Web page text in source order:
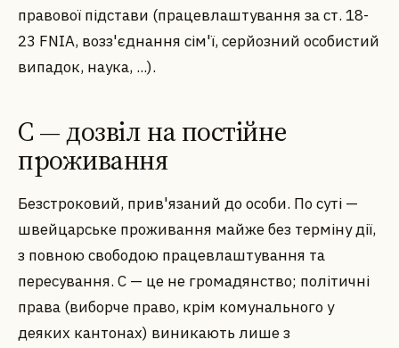
правової підстави (працевлаштування за ст. 18-
23 FNIA, возз'єднання сім'ї, серйозний особистий
випадок, наука, ...).
C — дозвіл на постійне
проживання
Безстроковий, прив'язаний до особи. По суті —
швейцарське проживання майже без терміну дії,
з повною свободою працевлаштування та
пересування. C — це не громадянство; політичні
права (виборче право, крім комунального у
деяких кантонах) виникають лише з